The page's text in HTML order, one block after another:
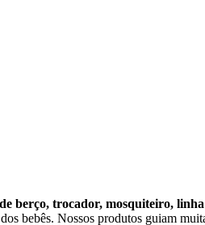
berço, trocador, mosquiteiro,
bebês. Nossos produtos guiam